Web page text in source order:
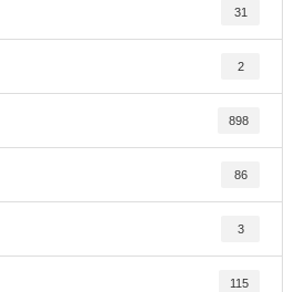
31
2
898
86
3
115